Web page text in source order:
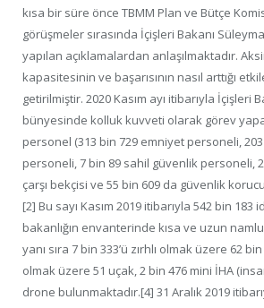
kısa bir süre önce TBMM Plan ve Bütçe
görüşmeler sırasında İçişleri Bakanı
yapılan açıklamalardan anlaşılmaktadır.
kapasitesinin ve başarısının nasıl arttığı
getirilmiştir. 2020 Kasım ayı itibarıyla İçişleri
bünyesinde kolluk kuvveti olarak görev
personel (313 bin 729 emniyet personeli,
personeli, 7 bin 89 sahil güvenlik personeli,
çarşı bekçisi ve 55 bin 609 da güvenlik
[2] Bu sayı Kasım 2019 itibarıyla 542 bin 183
bakanlığın envanterinde kısa ve uzun
yanı sıra 7 bin 333’ü zırhlı olmak üzere 62
olmak üzere 51 uçak, 2 bin 476 mini İHA
drone bulunmaktadır.[4] 31 Aralık 2019